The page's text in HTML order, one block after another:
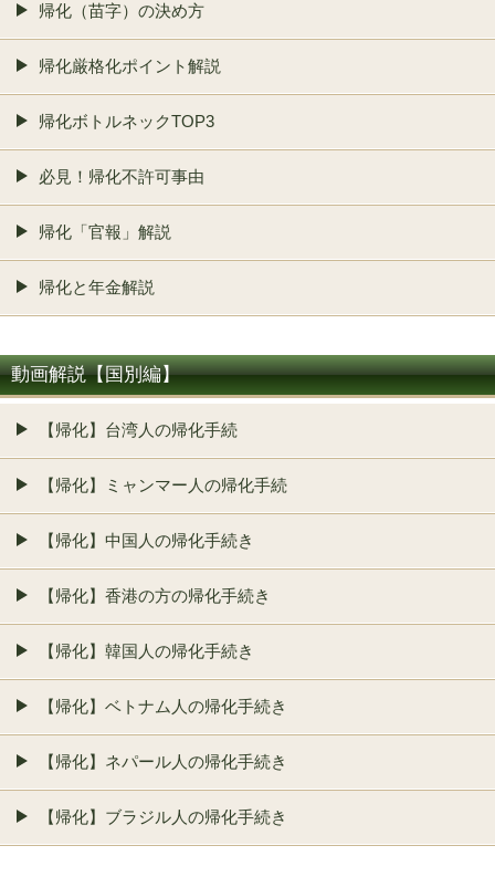
帰化（苗字）の決め方
帰化厳格化ポイント解説
帰化ボトルネックTOP3
必見！帰化不許可事由
帰化「官報」解説
帰化と年金解説
動画解説【国別編】
【帰化】台湾人の帰化手続
【帰化】ミャンマー人の帰化手続
【帰化】中国人の帰化手続き
【帰化】香港の方の帰化手続き
【帰化】韓国人の帰化手続き
【帰化】ベトナム人の帰化手続き
【帰化】ネパール人の帰化手続き
【帰化】ブラジル人の帰化手続き